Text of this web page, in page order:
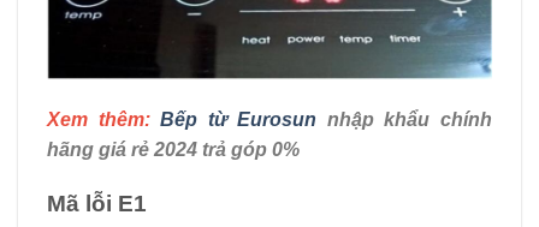
Xem thêm: Bếp từ Eurosun nhập khẩu chính
hãng giá rẻ 2024 trả góp 0%
Mã lỗi E1